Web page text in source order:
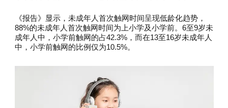
《报告》显示，未成年人首次触网时间呈现低龄化趋势，
88%的未成年人首次触网时间为上小学及小学前。6至9岁未
成年人中，小学前触网的占42.3%，而在13至16岁未成年人
中，小学前触网的比例仅为10.5%。